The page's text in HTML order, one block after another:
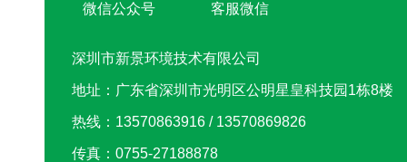
微信公众号 客服微信
深圳市新景环境技术有限公司
地址：广东省深圳市光明区公明星皇科技园1栋8楼
热线：13570863916 / 13570869826
传真：0755-27188878